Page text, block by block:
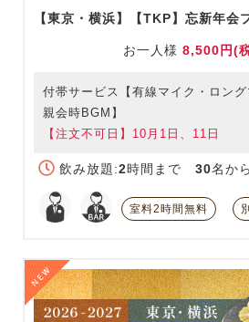
【東京・横浜】【TKP】忘新年会
お一人様 8,500円(
付帯サービス【有線マイク・ロン
親会時BGM】
【注文不可日】10月1日、11日
飲み放題:2時間まで 30名か
室料2時間無料